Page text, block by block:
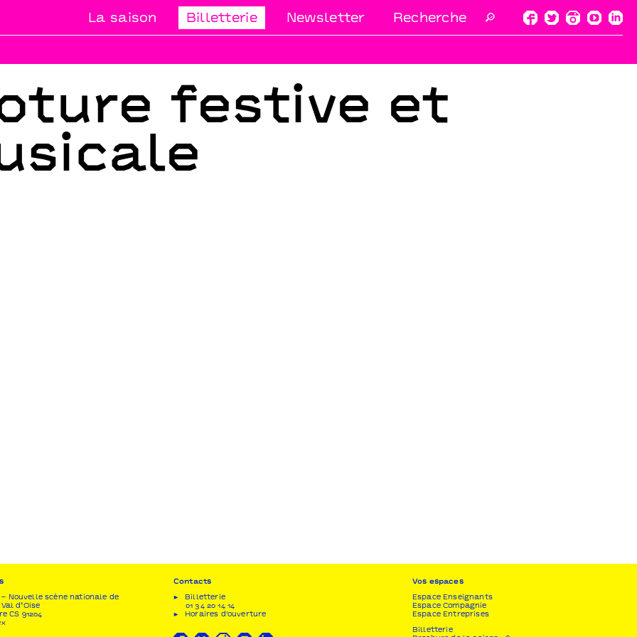
La saison Billetterie Newsletter 🔎
festive et
Nouvelle scène nationale de
d’Oise
CS 91204
Contacts
Billetterie
01 34 20 14 14
Horaires d'ouverture
Vos espaces
Espace Enseignants
Espace Compagnie
Espace Entreprises
Billetterie